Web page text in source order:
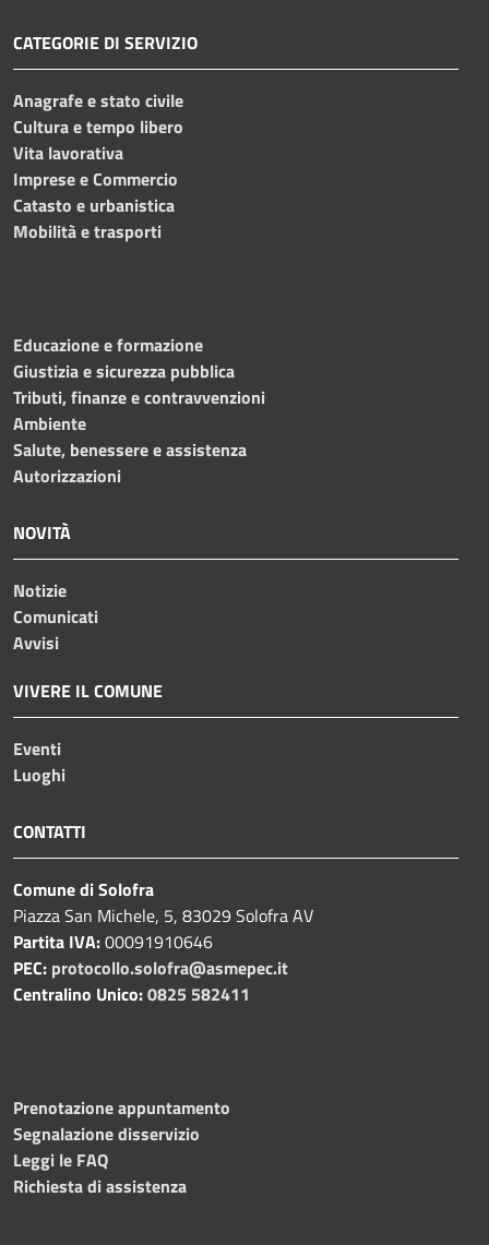
CATEGORIE DI SERVIZIO
Anagrafe e stato civile
Cultura e tempo libero
Vita lavorativa
Imprese e Commercio
Catasto e urbanistica
Mobilità e trasporti
Educazione e formazione
Giustizia e sicurezza pubblica
Tributi, finanze e contravvenzioni
Ambiente
Salute, benessere e assistenza
Autorizzazioni
NOVITÀ
Notizie
Comunicati
Avvisi
VIVERE IL COMUNE
Eventi
Luoghi
CONTATTI
Comune di Solofra
Piazza San Michele, 5, 83029 Solofra AV
Partita IVA:00091910646
PEC: protocollo.solofra@asmepec.it
Centralino Unico:0825 582411
Prenotazione appuntamento
Segnalazione disservizio
Leggi le FAQ
Richiesta di assistenza